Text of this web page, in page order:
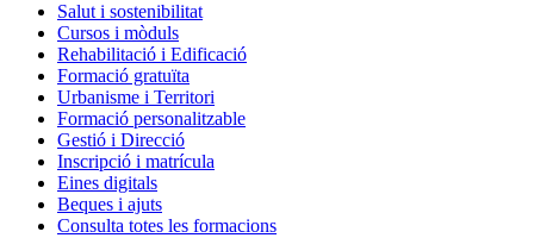
Salut i sostenibilitat
Cursos i mòduls
Rehabilitació i Edificació
Formació gratuïta
Urbanisme i Territori
Formació personalitzable
Gestió i Direcció
Inscripció i matrícula
Eines digitals
Beques i ajuts
Consulta totes les formacions